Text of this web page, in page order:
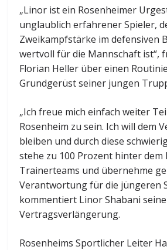
„Linor ist ein Rosenheimer
unglaublich erfahrener Spieler,
Zweikampfstärke im defensiven
wertvoll für die Mannschaft ist“,
Florian Heller über einen
Grundgerüst seiner jungen
„Ich freue mich einfach weiter
Rosenheim zu sein. Ich will dem
bleiben und durch diese
stehe zu 100 Prozent hinter dem
Trainerteams und übernehme
Verantwortung für die jüngeren
kommentiert Linor Shabani seine
Vertragsverlängerung.
Rosenheims Sportlicher Leiter